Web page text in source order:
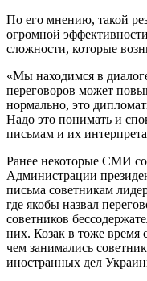
По его мнению, такой
огромной
сложности, которые
«Мы находимся в
переговоров может
нормально, это
Надо это понимать и
письмам и их
Ранее некоторые СМИ
Администрации
письма советникам
где якобы назвал
советников
них. Козак в тоже время
чем занимались
иностранных дел